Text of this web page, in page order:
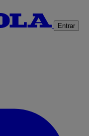
Entrar